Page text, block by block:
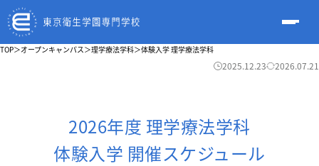
TOP＞オープンキャンパス＞理学療法学科＞体験入学 理学療法学科
2025.12.23 2026.07.21
2026年度 理学療法学科
体験入学 開催スケジュール